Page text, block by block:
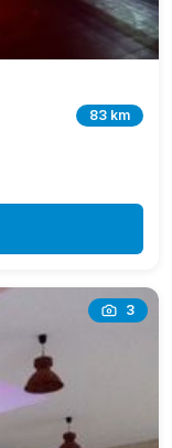
83 km
3